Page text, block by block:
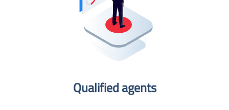
Qualified agents​